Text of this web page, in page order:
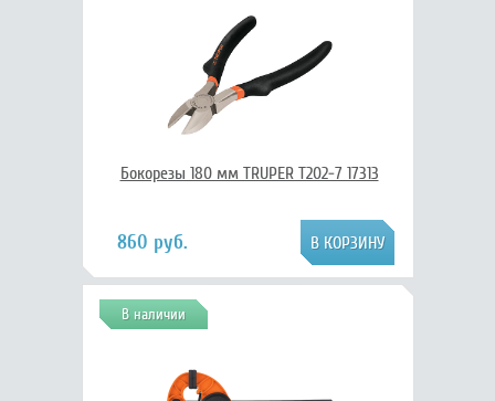
Бокорезы 180 мм TRUPER T202-7 17313
860 руб.
В наличии